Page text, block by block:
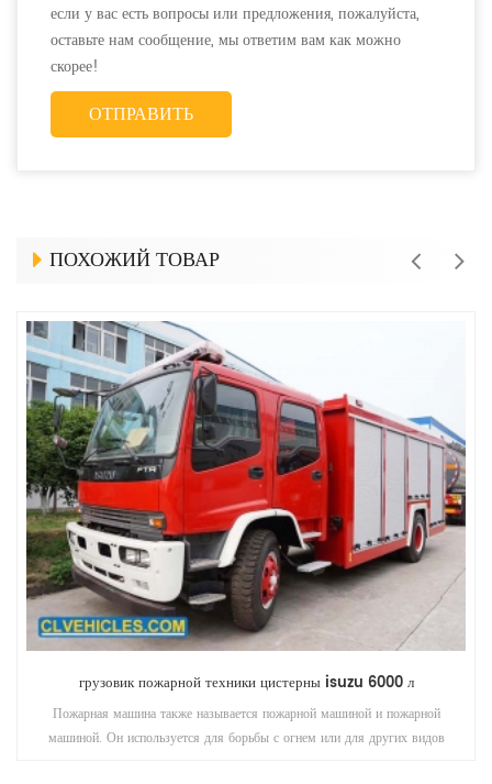
если у вас есть вопросы или предложения, пожалуйста,
оставьте нам сообщение, мы ответим вам как можно
скорее!
ПОХОЖИЙ ТОВАР
грузовик пожарной техники цистерны isuzu 6000 л
Пожарная машина также называется пожарной машиной и пожарной
машиной. Он используется для борьбы с огнем или для других видов